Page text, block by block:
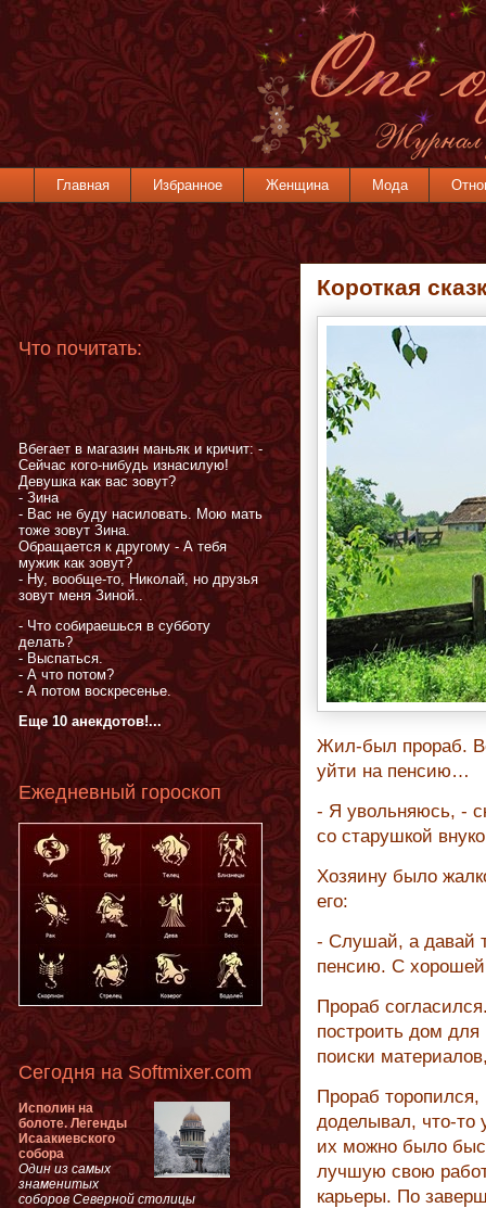
Главная Избранное Женщина Мода
Короткая
Жил-был прораб.
уйти на пенсию…
- Я увольняюсь, -
со старушкой
Хозяину было
его:
- Слушай, а давай
пенсию. С
Прораб
построить дом
поиски
Прораб
доделывал, что-то
их можно было
лучшую свою
карьеры. По
Что почитать:
Вбегает в магазин маньяк и кричит: -
Сейчас кого-нибудь изнасилую!
Девушка как вас зовут?
- Зина
- Вас не буду насиловать. Мою мать
тоже зовут Зина.
Обращается к другому - А тебя
мужик как зовут?
- Ну, вообще-то, Николай, но друзья
зовут меня Зиной..
- Что собираешься в субботу
делать?
- Выспаться.
- А что потом?
- А потом воскресенье.
Еще 10 анекдотов!...
Ежедневный гороскоп
Сегодня на Softmixer.com
Исполин на
болоте. Легенды
Исаакиевского
собора
Один из самых
знаменитых
соборов Северной столицы